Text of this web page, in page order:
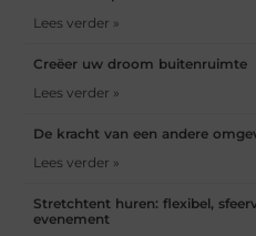
Lees verder »
Creëer uw droom buitenruimte
Lees verder »
De kracht van een andere
Lees verder »
Stretchtent huren: flexibel,
evenement